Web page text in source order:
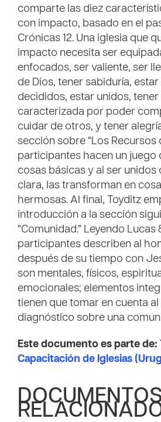
comparte las diez
con impacto, basado en el
Crónicas 12. Una iglesia que
impacto necesita ser
enfocados, ser valiente, ser
de Dios, tener sabiduría,
decididos, estar unidos,
caracterizada por poder
cuidar de otros, y tener
sección sobre “Los Recursos
participantes hacen un juego
cosas básicas y al ser unidos
clara, las transforman en
hermosas. Al final, Toyditz
introducción a la sección
“Comunidad.” Leyendo Lucas
participantes describen al
después de su tiempo con
son mentales, físicos,
emocionales; elementos
tienen que tomar en cuenta
diagnóstico sobre una
Este documento es parte de:
Capacitación de Iglesias